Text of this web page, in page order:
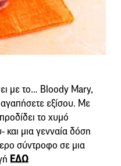
με το… Bloody Mary,
αγαπήσετε εξίσου. Με
το χυμό
και μια γενναία δόση
σύντροφο σε μια
ΕΔΩ